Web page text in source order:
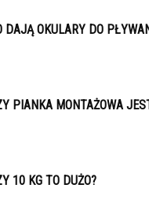
DAJĄ OKULARY DO
PIANKA MONTAŻOWA
10 KG TO DUŻO?